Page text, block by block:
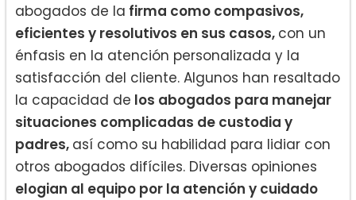
abogados de la firma como compasivos,
eficientes y resolutivos en sus casos, con un
énfasis en la atención personalizada y la
satisfacción del cliente. Algunos han resaltado
la capacidad de los abogados para manejar
situaciones complicadas de custodia y
padres, así como su habilidad para lidiar con
otros abogados difíciles. Diversas opiniones
elogian al equipo por la atención y cuidado